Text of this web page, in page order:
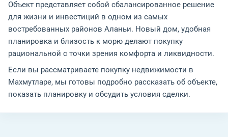
Объект представляет собой сбалансированное решение
для жизни и инвестиций в одном из самых
востребованных районов Аланьи. Новый дом, удобная
планировка и близость к морю делают покупку
рациональной с точки зрения комфорта и ликвидности.
Если вы рассматриваете покупку недвижимости в
Махмутларе, мы готовы подробно рассказать об объекте,
показать планировку и обсудить условия сделки.